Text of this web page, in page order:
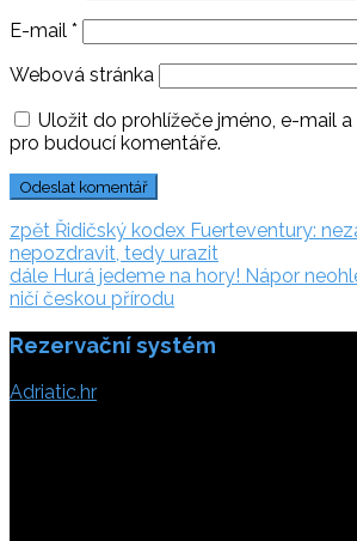
E-mail *
Webová stránka
Uložit do prohlížeče jméno, e-mail
pro budoucí komentáře.
Navigace
pro
příspěvek
zpět zpět:
Řidičský kodex Fuerteventury:
nepozdravit, tedy urazit
dále dále:
Hurá jedeme na hory! Nápor
ničí českou přírodu
Rezervační systém
Adriatic.hr